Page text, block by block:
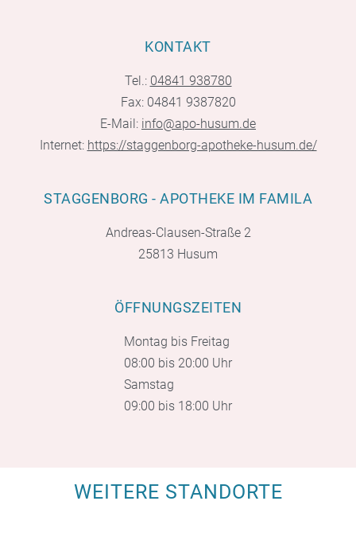
KONTAKT
Tel.: 04841 938780
Fax: 04841 9387820
E-Mail: info@apo-husum.de
Internet: https://staggenborg-apotheke-husum.de/
STAGGENBORG - APOTHEKE IM FAMILA
Andreas-Clausen-Straße 2
25813 Husum
ÖFFNUNGSZEITEN
Montag bis Freitag
08:00 bis 20:00 Uhr
Samstag
09:00 bis 18:00 Uhr
WEITERE STANDORTE